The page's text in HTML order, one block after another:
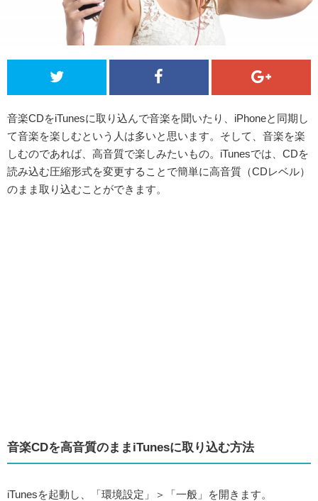
音楽CDをiTunesに取り込んで音楽を聞いたり、iPhoneと同期し
て音楽を楽しむという人は多いと思います。そして、音楽を楽
しむのであれば、高音質で楽しみたいもの。iTunesでは、CDを
読み込む圧縮形式を変更することで簡単に高音質（CDレベル）
のまま取り込むことができます。
音楽CDを高音質のままiTunesに取り込む方法
iTunesを起動し、「環境設定」＞「一般」を開きます。